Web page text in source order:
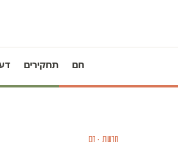
חם תחקירים
חדשות · חם